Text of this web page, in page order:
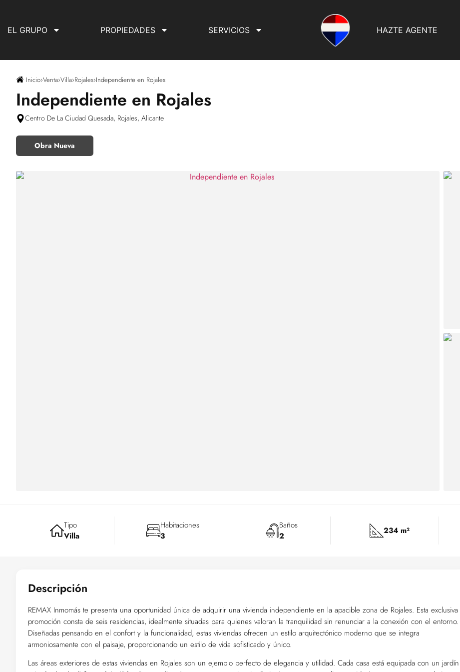
EL GRUPO PROPIEDADES SERVICIOS HAZTE AGENTE
Inicio›Venta›Villa›Rojales›Independiente en Rojales
Independiente en Rojales
Centro De La Ciudad Quesada, Rojales, Alicante
Obra Nueva
Tipo
Villa
Habitaciones
3
Baños
2
234 m²
Descripción
REMAX Inmomás te presenta una oportunidad única de adquirir una vivienda independiente en la apacible zona de Rojales. Esta exclusiva
promoción consta de seis residencias, idealmente situadas para quienes valoran la tranquilidad sin renunciar a la conexión con el entorno.
Diseñadas pensando en el confort y la funcionalidad, estas viviendas ofrecen un estilo arquitectónico moderno que se integra
armoniosamente con el paisaje, proporcionando un estilo de vida sofisticado y único.
Las áreas exteriores de estas viviendas en Rojales son un ejemplo perfecto de elegancia y utilidad. Cada casa está equipada con un jardín